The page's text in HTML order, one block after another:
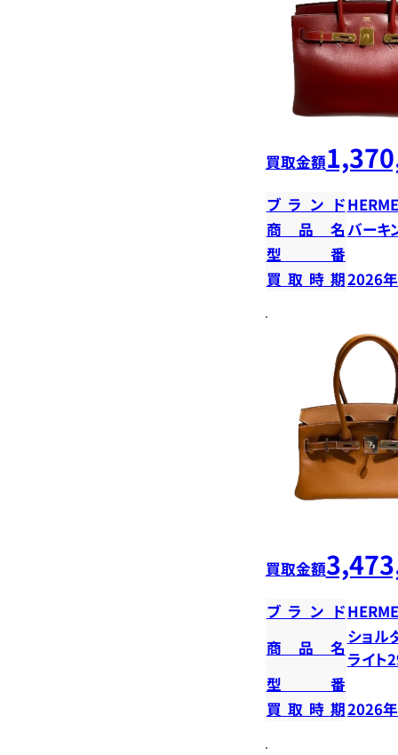
買取金額
ブランド
商品名バーキ
型番
買取時期2026
買取金額
ブランド
商品名
ショル
ライト
型番
買取時期2026